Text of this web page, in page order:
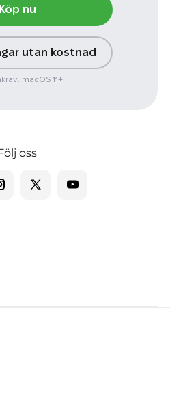
Köp nu
utan kostnad
macOS 11+
oss